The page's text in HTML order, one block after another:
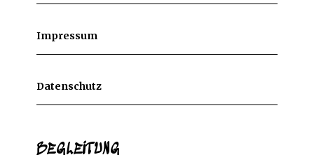
Impressum
Datenschutz
BEGLEITUNG